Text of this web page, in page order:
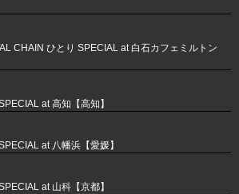
CHAIN ひとり SPECIAL at 白石カフェミルトン
at 高知【高知】
at 八幡浜【愛媛】
at 山科【京都】